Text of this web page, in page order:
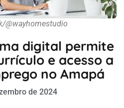
@wayhomestudio
digital permite
e acesso a
no Amapá
de 2024